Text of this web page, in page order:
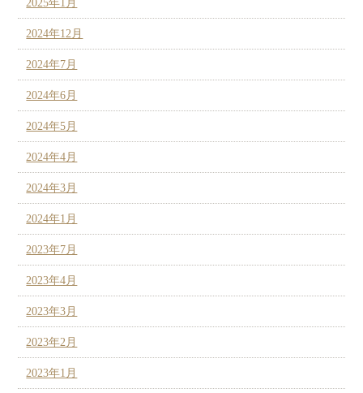
2025年1月
2024年12月
2024年7月
2024年6月
2024年5月
2024年4月
2024年3月
2024年1月
2023年7月
2023年4月
2023年3月
2023年2月
2023年1月